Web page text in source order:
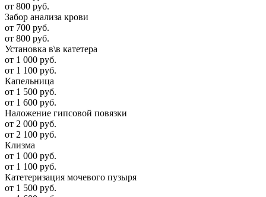
от 800 руб.
Забор анализа крови
от 700 руб.
от 800 руб.
Установка в\в катетера
от 1 000 руб.
от 1 100 руб.
Капельница
от 1 500 руб.
от 1 600 руб.
Наложение гипсовой повязки
от 2 000 руб.
от 2 100 руб.
Клизма
от 1 000 руб.
от 1 100 руб.
Катетеризация мочевого пузыря
от 1 500 руб.